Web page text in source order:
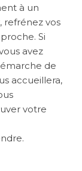
à un
refrénez vos
Si
avez
de
accueillera,
votre